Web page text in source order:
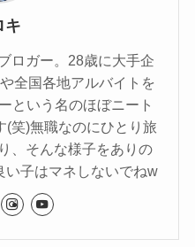
キ
ロガー。28歳に大手企
全国各地アルバイトを
という名のほぼニート
(笑)無職なのにひとり旅
、そんな様子をありの
い子はマネしないでねw